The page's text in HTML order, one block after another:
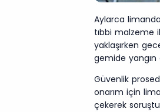
Aylarca
tıbbi malzeme
yaklaşırken
gemide yangın
Güvenlik
onarım için
çekerek